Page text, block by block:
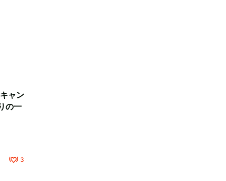
ャン
の一
3